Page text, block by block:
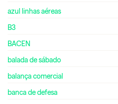
azul linhas aéreas
B3
BACEN
balada de sábado
balança comercial
banca de defesa